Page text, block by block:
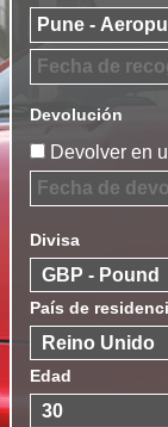
Devolución
Devolver en
Divisa
País de
Edad